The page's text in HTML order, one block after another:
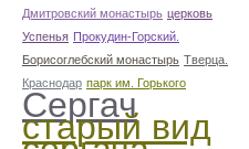
Дмитровский монастырь церковь
Успенья Прокудин-Горский.
Борисоглебский монастырь Тверца.
Краснодар парк им. Горького
Сергач
старый вид